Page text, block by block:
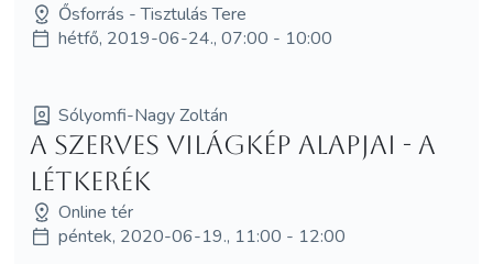
Ősforrás - Tisztulás Tere
hétfő, 2019-06-24., 07:00 - 10:00
Sólyomfi-Nagy Zoltán
A szerves világkép alapjai - a
Létkerék
Online tér
péntek, 2020-06-19., 11:00 - 12:00